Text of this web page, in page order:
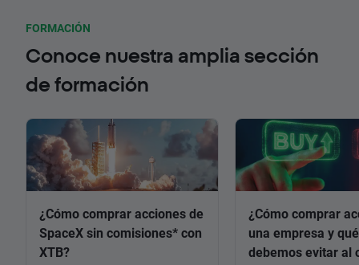
FORMACIÓN
Conoce nuestra amplia sección
de formación
¿Cómo comprar acciones de
SpaceX sin comisiones* con
XTB?
¿Cómo comprar
una empresa y
debemos evitar al